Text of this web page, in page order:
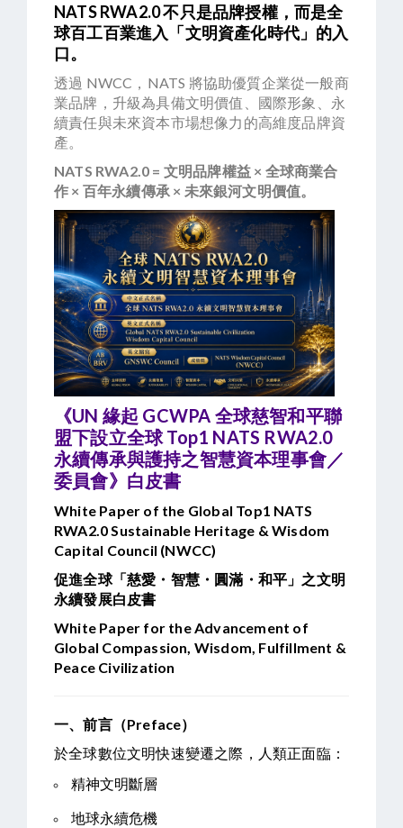
NATS RWA2.0 不只是品牌授權，而是全
球百工百業進入「文明資產化時代」的入
口。
透過 NWCC，NATS 將協助優質企業從一般商
業品牌，升級為具備文明價值、國際形象、永
續責任與未來資本市場想像力的高維度品牌資
產。
NATS RWA2.0 = 文明品牌權益 × 全球商業合
作 × 百年永續傳承 × 未來銀河文明價值。
《UN 緣起 GCWPA 全球慈智和平聯
盟下設立全球 Top1 NATS RWA2.0
永續傳承與護持之智慧資本理事會／
委員會》白皮書
White Paper of the Global Top1 NATS
RWA2.0 Sustainable Heritage & Wisdom
Capital Council (NWCC)
促進全球「慈愛・智慧・圓滿・和平」之文明
永續發展白皮書
White Paper for the Advancement of
Global Compassion, Wisdom, Fulfillment &
Peace Civilization
一、前言（Preface）
於全球數位文明快速變遷之際，人類正面臨：
精神文明斷層
地球永續危機